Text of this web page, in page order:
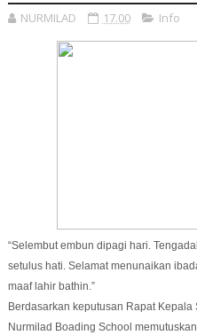
NURMILAD 17.00 Info
“Selembut embun dipagi hari.
setulus hati. Selamat menunaikan
maaf lahir bathin.”
Berdasarkan keputusan Rapat
Nurmilad Boading School